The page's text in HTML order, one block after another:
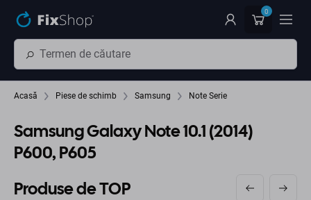
0
Acasă Piese de schimb Samsung Note Serie
Samsung Galaxy Note 10.1 (2014)
P600, P605
Produse de TOP